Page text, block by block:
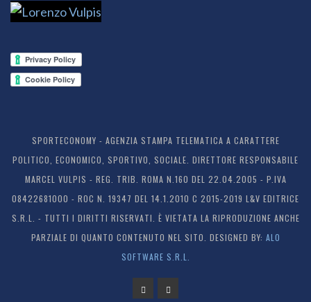
SPORTECONOMY - AGENZIA STAMPA TELEMATICA A CARATTERE
POLITICO, ECONOMICO, SPORTIVO, SOCIALE. DIRETTORE RESPONSABILE
MARCEL VULPIS - REG. TRIB. ROMA N.160 DEL 22.04.2005 - P.IVA
08422681000 - ROC N. 19347 DEL 14.1.2010 C 2015-2019 L&V EDITRICE
S.R.L. - TUTTI I DIRITTI RISERVATI. È VIETATA LA RIPRODUZIONE ANCHE
PARZIALE DI QUANTO CONTENUTO NEL SITO. DESIGNED BY: ALO
SOFTWARE S.R.L.